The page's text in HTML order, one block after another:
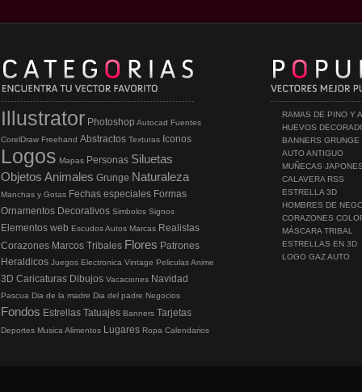
RAMAS DE PINO Y
HUEVOS
BANNERS GRUNGE
AUTO ANTIGUO
MUÑECAS
CALAVERA RSS
ESTRELLA 3D
HOMBRES DE
CORAZONES
MÁSCARA TRIBAL
ESTRELLAS EN 3D
LOGO GAZ AUTO
Illustrator Photoshop Autocad Fuentes
CorelDraw Freehand Abstractos Texturas Iconos
Logos Mapas Personas Siluetas
Objetos Animales Grunge Naturaleza
Manchas y Gotas Fechas especiales Formas
Ornamentos Decorativos Simbolos Signos
Elementos web EscudosAutos Marcas Realistas
Corazones Marcos Tribales Flores Patrones
Heraldicos Juegos Electronica Vintage PeliculasAnime
3D Caricaturas Dibujos Vacaciones Navidad
Pascua Dia de la madre Dia del padre Negocios
Fondos Estrellas Tatuajes Banners Tarjetas
Deportes Musica Alimentos Lugares Ropa Calendarios